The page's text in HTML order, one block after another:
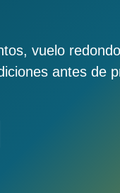
vuelo
antes de